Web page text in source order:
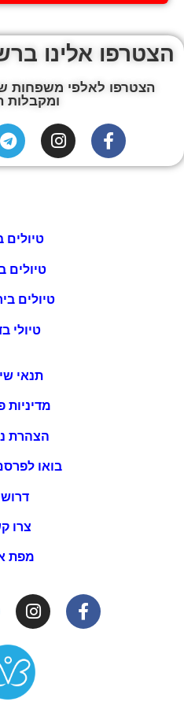
הצטרפו אלינו
הצטרפו לאלפי משפחות
ומקבלות
טיולים
טיולים
טיולים
טיולי
תנאי
מדיניות
הצהרת
בואו
צרו
מפת